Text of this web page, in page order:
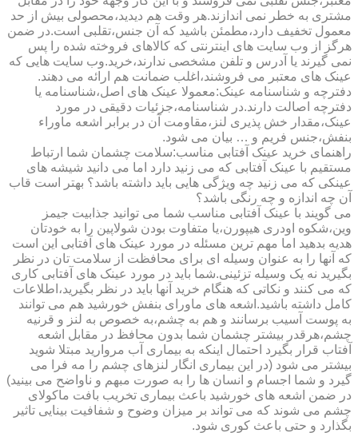
مشتری به خطر نمی اندازند.هر وقت هم دیدید،محصولی بیش از حد
معمول تخفیف دارد،مطمئن باشید که آن جنس،تقلبی است.در ضمن
هرگز از وب سایت های اینترنتی که کالاهای فروخته شده را پس
نمی گیرند یا آدرس و تلفن مشخصی ندارند،خرید.وب سایت هایی که
عینک های معتبر می فروشند،اغلب ضمانت هم ارائه می دهند.
دفترچه و شناسنامه عینک:معمولا عینک های اصل،شناسنامه یا
دفترچه اصالت دارند.در شناسنامه،جزئیات دقیقی در مورد
عینک،مقدار خش پذیری لنز،مقاومت آن در برابر اشعه ماوراء
بنفش،جنس فریم و … بیان می شود.
راهنمای خرید عینک آفتابی مناسب:سلامت چشمان شما ارتباط
مستقیم با عینک آفتابی که می زنید دارد اما می دانید شیشه های
عینکی که می زنید چه ویژگی هایی باید داشته باشد؟ بهتر است قاب
آن چه اندازه و چه رنگی باشد؟
می گویند با عینک آفتابی مناسب شما می توانید جذابیت جیمز
وین،شکوه اودری هیپورن،یا متفاوت بودن شولاپین را به خودتان
هدیه بدهید اما مهم ترین مسئله در مورد عینک های آفتابی این است
که آنها را به عنوان وسیله ای برای محافظت از سلامت تان در نظر
بگیرید نه یک وسیله تزئینی.شما باید در مورد عینک های آفتابی کاری
که می کنند و نکاتی که هنگام خرید آنها باید در نظر بگیرید،اطلاعات
کامل داشته باشید.اشعه های ماورای بنفش خورشید هم می توانند
به پوست آسیب برسانند و هم به چشم،به خصوص به لنز و قرنیه
چشم،هرقدر بیشتر چشمان شما بدون محافظ در مقابل اشعه
آفتاب قرار بگیرد احتمال اینکه به بیماری آب مروارید مبتلا شوید
بیشتر می شود (در این بیماری انگار لنزهای چشم را مه فرا می
گیرد و شما اجسام و انسان ها را به صورت مبهم و ناواضح می بینید)
در ضمن اشعه های خورشید باعث بیماری تخریب بافت ماکولای
چشم می شوند که می تواند بر میزان وضوح و شفافیت بینایی تاثیر
بگذارد و حتی باعث کوری شود.